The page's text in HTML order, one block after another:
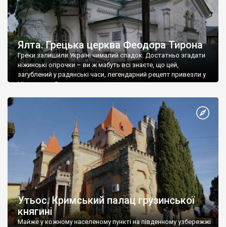
Ялта. Грецька церква Феодора Тирона
Греки залишили Україні чималий спадок. Достатньо згадати
ніжинські огірочки – ви ж мабуть всі знаєте, що цей,
загублений у радянські часи, легендарний рецепт привезли у
Ніжин греки?
Утьос. Кримський палац грузинської
княгині
Майже у кожному населеному пункті на південному узбережжі